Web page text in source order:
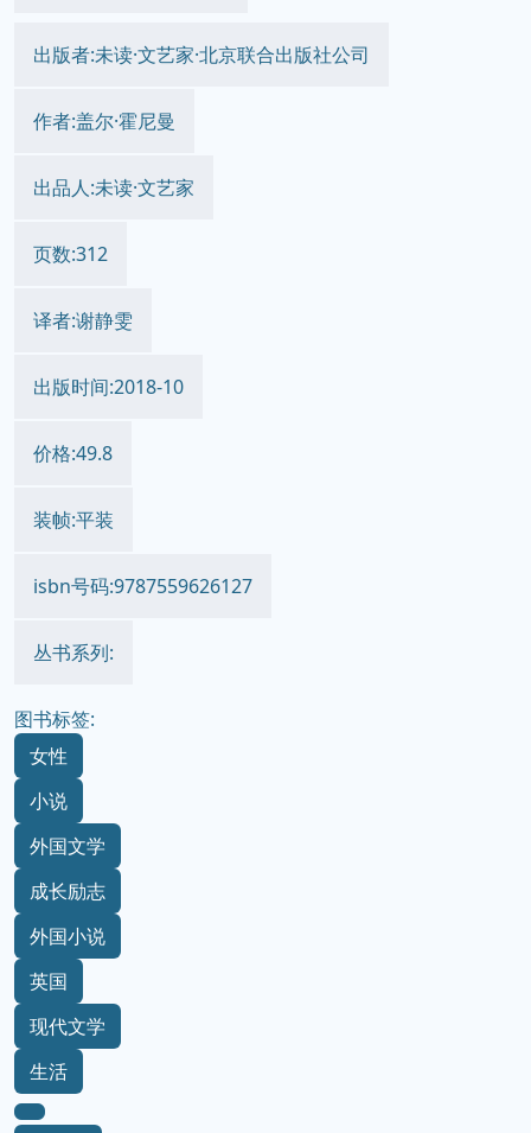
出版者:未读·文艺家·北京联合出版社公司
作者:盖尔·霍尼曼
出品人:未读·文艺家
页数:312
译者:谢静雯
出版时间:2018-10
价格:49.8
装帧:平装
isbn号码:9787559626127
丛书系列:
图书标签:
女性
小说
外国文学
成长励志
外国小说
英国
现代文学
生活